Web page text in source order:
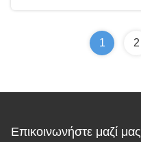
1 2
Επικοινωνήστε μαζί μας